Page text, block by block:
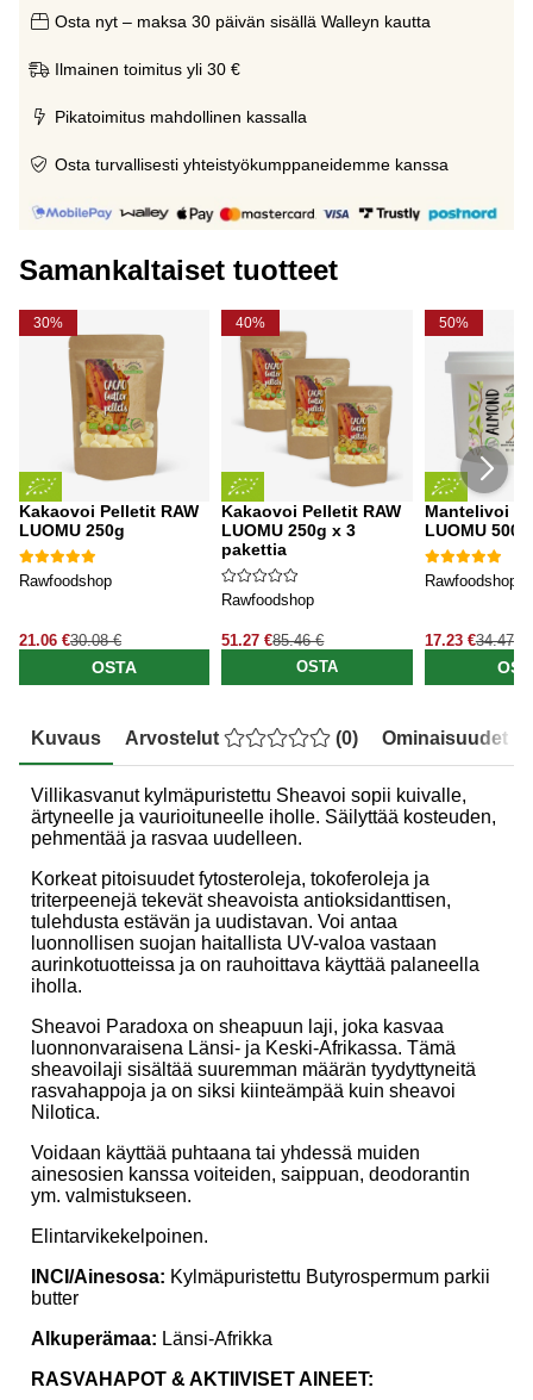
Osta nyt – maksa 30 päivän sisällä Walleyn kautta
Ilmainen toimitus yli 30 €
Pikatoimitus mahdollinen kassalla
Osta turvallisesti yhteistyökumppaneidemme kanssa
Samankaltaiset tuotteet
30%
Kakaovoi Pelletit RAW
LUOMU 250g
Rawfoodshop
21.06 €30.08 €
OSTA
40%
Kakaovoi Pelletit RAW
LUOMU 250g x 3
pakettia
Rawfoodshop
51.27 €85.46 €
OSTA
50%
Mantelivoi
LUOMU 500g
Rawfoodshop
17.23 €34.47 €
Kuvaus Arvostelut (0) Ominaisuudet
Villikasvanut kylmäpuristettu Sheavoi sopii kuivalle,
ärtyneelle ja vaurioituneelle iholle. Säilyttää kosteuden,
pehmentää ja rasvaa uudelleen.
Korkeat pitoisuudet fytosteroleja, tokoferoleja ja
triterpeenejä tekevät sheavoista antioksidanttisen,
tulehdusta estävän ja uudistavan. Voi antaa
luonnollisen suojan haitallista UV-valoa vastaan
aurinkotuotteissa ja on rauhoittava käyttää palaneella
iholla.
Sheavoi Paradoxa on sheapuun laji, joka kasvaa
luonnonvaraisena Länsi- ja Keski-Afrikassa. Tämä
sheavoilaji sisältää suuremman määrän tyydyttyneitä
rasvahappoja ja on siksi kiinteämpää kuin sheavoi
Nilotica.
Voidaan käyttää puhtaana tai yhdessä muiden
ainesosien kanssa voiteiden, saippuan, deodorantin
ym. valmistukseen.
Elintarvikekelpoinen.
INCI/Ainesosa: Kylmäpuristettu Butyrospermum parkii
butter
Alkuperämaa: Länsi-Afrikka
RASVAHAPOT & AKTIIVISET AINEET: